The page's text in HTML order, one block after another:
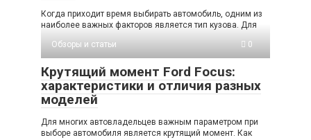
Когда приходит время выбирать автомобиль, одним из
наиболее важных факторов является тип кузова. Для
Обзоры и статьи
0
Крутящий момент Ford Focus:
характеристики и отличия разных
моделей
Для многих автовладельцев важным параметром при
выборе автомобиля является крутящий момент. Как